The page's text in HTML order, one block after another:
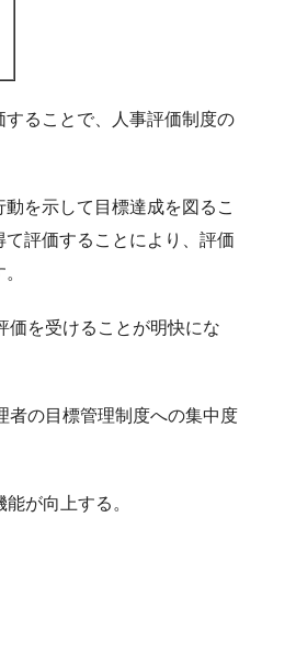
ることで、人事評価制度の
を示して目標達成を図るこ
評価することにより、評価
価を受けることが明快にな
者の目標管理制度への集中度
が向上する。